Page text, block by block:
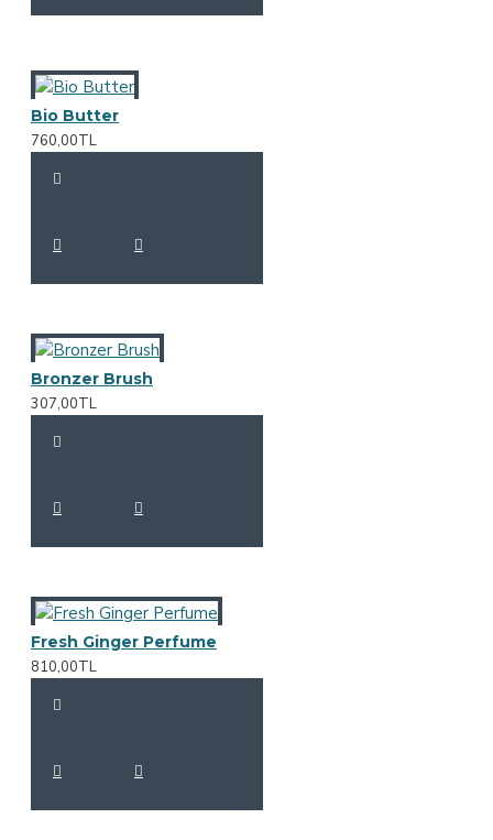
Bio Butter
760,00TL
Bronzer Brush
307,00TL
Fresh Ginger Perfume
810,00TL